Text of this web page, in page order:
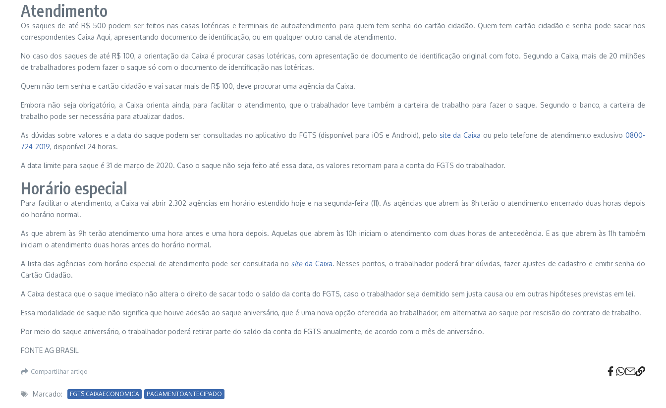
Atendimento
Os saques de até R$ 500 podem ser feitos nas casas lotéricas e terminais de autoatendimento para quem tem senha do cartão cidadão. Quem tem cartão cidadão e senha pode sacar nos
correspondentes Caixa Aqui, apresentando documento de identificação, ou em qualquer outro canal de atendimento.
No caso dos saques de até R$ 100, a orientação da Caixa é procurar casas lotéricas, com apresentação de documento de identificação original com foto. Segundo a Caixa, mais de 20 milhões
de trabalhadores podem fazer o saque só com o documento de identificação nas lotéricas.
Quem não tem senha e cartão cidadão e vai sacar mais de R$ 100, deve procurar uma agência da Caixa.
Embora não seja obrigatório, a Caixa orienta ainda, para facilitar o atendimento, que o trabalhador leve também a carteira de trabalho para fazer o saque. Segundo o banco, a carteira de
trabalho pode ser necessária para atualizar dados.
As dúvidas sobre valores e a data do saque podem ser consultadas no aplicativo do FGTS (disponível para iOS e Android), pelo site da Caixa ou pelo telefone de atendimento exclusivo0800-
724-2019, disponível 24 horas.
A data limite para saque é 31 de março de 2020. Caso o saque não seja feito até essa data, os valores retornam para a conta do FGTS do trabalhador.
Horário especial
Para facilitar o atendimento, a Caixa vai abrir 2.302 agências em horário estendidohoje e na segunda-feira (11). As agências que abrem às 8hterão o atendimento encerrado duas horas depois
do horário normal.
As que abrem às 9hterão atendimento uma hora antes e uma hora depois. Aquelas que abrem às 10h iniciam o atendimento com duas horas de antecedência. E as que abrem às 11h também
iniciam o atendimento duas horas antes do horário normal.
A lista das agências com horário especial de atendimento pode ser consultada no site da Caixa. Nesses pontos, o trabalhador poderá tirar dúvidas, fazer ajustes de cadastro e emitir senha do
Cartão Cidadão.
A Caixa destaca que o saque imediato não altera o direito de sacar todo o saldo da conta do FGTS, caso o trabalhador seja demitido sem justa causa ou em outras hipóteses previstas em lei.
Essa modalidade de saque não significa que houve adesão ao saque aniversário, que é uma nova opção oferecida ao trabalhador, em alternativa ao saque por rescisão do contrato de trabalho.
Por meio do saque aniversário, o trabalhador poderá retirar parte do saldo da conta do FGTS anualmente, de acordo com o mês de aniversário.
FONTE AG BRASIL
Compartilhar artigo
Marcado: FGTS CAIXAECONOMICA PAGAMENTOANTECIPADO